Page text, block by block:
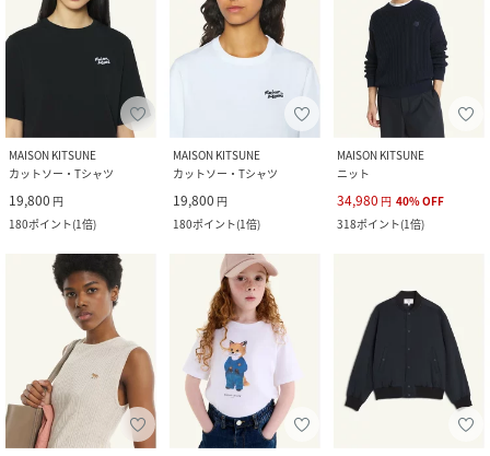
MAISON KITSUNE
カットソー・Tシャツ
19,800 円
180ポイント(1倍)
MAISON KITSUNE
カットソー・Tシャツ
19,800 円
180ポイント(1倍)
MAISON KITSUNE
ニット
34,980 円 40%OFF
318ポイント(1倍)